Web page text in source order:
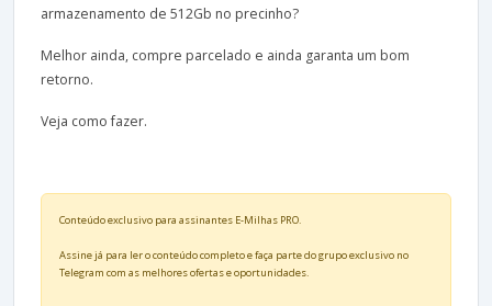
armazenamento de 512Gb no precinho?
Melhor ainda, compre parcelado e ainda garanta um bom
retorno.
Veja como fazer.
Conteúdo exclusivo para assinantes E-Milhas PRO.
Assine já para ler o conteúdo completo e faça parte do grupo exclusivo no
Telegram com as melhores ofertas e oportunidades.